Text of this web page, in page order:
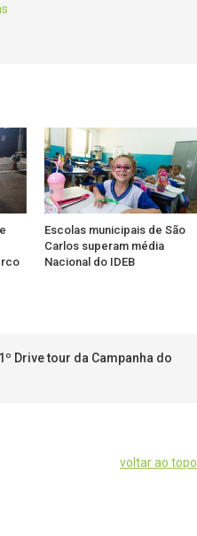
Escolas municipais de São
Carlos superam média
Nacional do IDEB
Drive tour da Campanha do
voltar ao topo